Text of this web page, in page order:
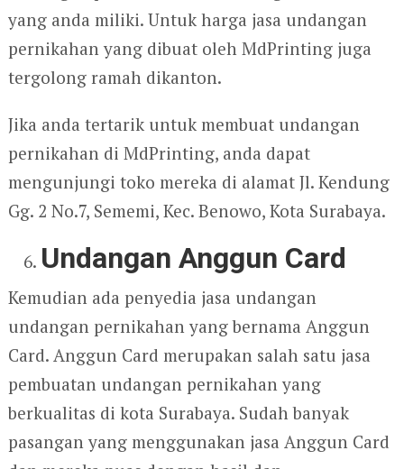
yang anda miliki. Untuk harga jasa undangan
pernikahan yang dibuat oleh MdPrinting juga
tergolong ramah dikanton.
Jika anda tertarik untuk membuat undangan
pernikahan di MdPrinting, anda dapat
mengunjungi toko mereka di alamat Jl. Kendung
Gg. 2 No.7, Sememi, Kec. Benowo, Kota Surabaya.
Undangan Anggun Card
Kemudian ada penyedia jasa undangan
undangan pernikahan yang bernama Anggun
Card. Anggun Card merupakan salah satu jasa
pembuatan undangan pernikahan yang
berkualitas di kota Surabaya. Sudah banyak
pasangan yang menggunakan jasa Anggun Card